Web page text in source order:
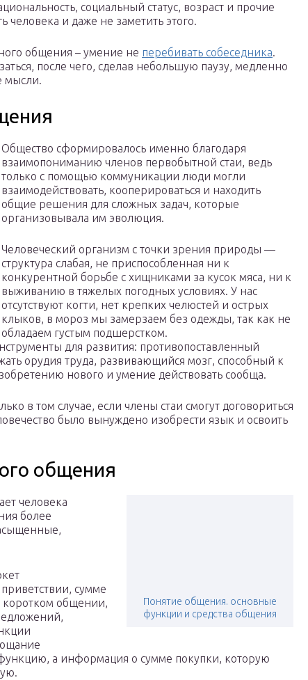
социальный статус, возраст и прочие
человека и даже не заметить этого.
общения – умение не перебивать собеседника.
после чего, сделав небольшую паузу, медленно
мысли.
Общество сформировалось именно благодаря
взаимопониманию членов первобытной стаи, ведь
только с помощью коммуникации люди могли
взаимодействовать, кооперироваться и находить
общие решения для сложных задач, которые
организовывала им эволюция.
Человеческий организм с точки зрения природы —
структура слабая, не приспособленная ни к
конкурентной борьбе с хищниками за кусок мяса, ни к
выживанию в тяжелых погодных условиях. У нас
отсутствуют когти, нет крепких челюстей и острых
клыков, в мороз мы замерзаем без одежды, так как не
обладаем густым подшерстком.
для развития: противопоставленный
орудия труда, развивающийся мозг, способный к
нового и умение действовать сообща.
в том случае, если члены стаи смогут договориться
было вынуждено изобрести язык и освоить
общения
Понятие общения. основные
функции и средства общения
человека
более
сумме
общении,
а информация о сумме покупки, которую